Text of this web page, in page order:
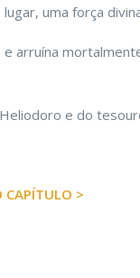
uma força
arruína
e do
CAPÍTULO >